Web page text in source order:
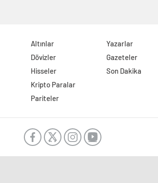
Altınlar
Dövizler
Hisseler
Kripto Paralar
Pariteler
Yazarlar
Gazeteler
Son Dakika